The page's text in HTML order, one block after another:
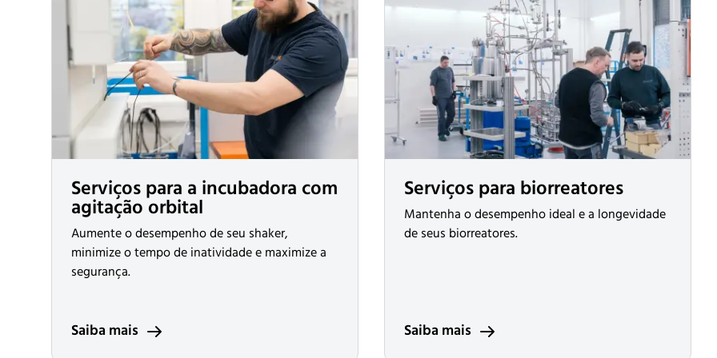
Serviços para a incubadora com
agitação orbital
Aumente o desempenho de seu shaker,
minimize o tempo de inatividade e maximize a
segurança.
Saiba mais
Serviços para biorreatores
Mantenha o desempenho ideal e a longevidade
de seus biorreatores.
Saiba mais